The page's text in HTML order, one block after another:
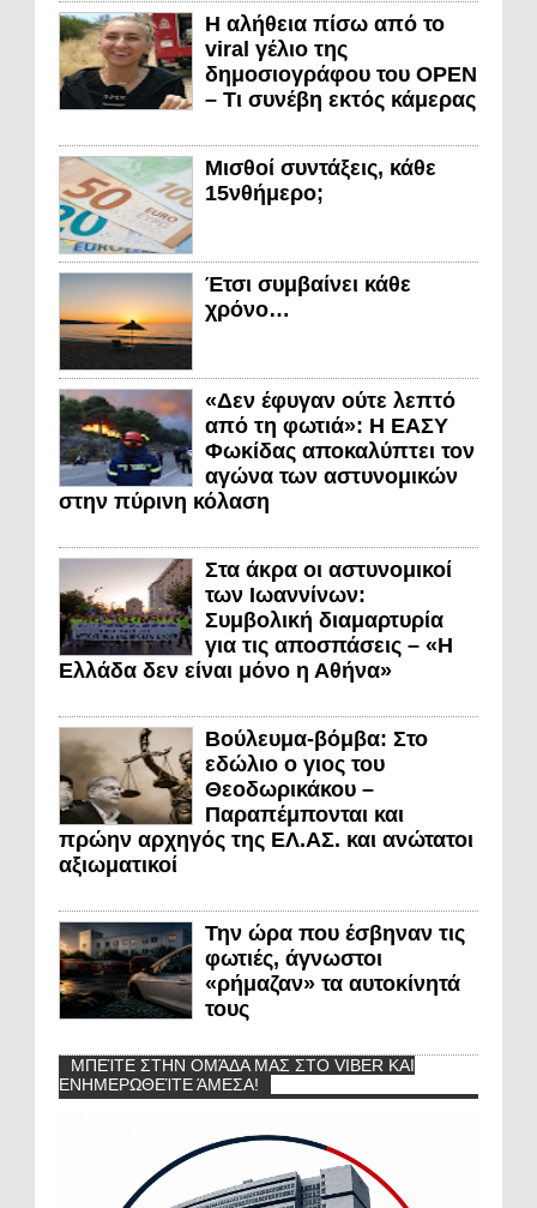
Η αλήθεια πίσω από το
viral γέλιο της
δημοσιογράφου του OPEN
– Τι συνέβη εκτός κάμερας
Μισθοί συντάξεις, κάθε
15νθήμερο;
Έτσι συμβαίνει κάθε
χρόνο…
«Δεν έφυγαν ούτε λεπτό
από τη φωτιά»: Η ΕΑΣΥ
Φωκίδας αποκαλύπτει τον
αγώνα των αστυνομικών
στην πύρινη κόλαση
Στα άκρα οι αστυνομικοί
των Ιωαννίνων:
Συμβολική διαμαρτυρία
για τις αποσπάσεις – «Η
Ελλάδα δεν είναι μόνο η Αθήνα»
Βούλευμα-βόμβα: Στο
εδώλιο ο γιος του
Θεοδωρικάκου –
Παραπέμπονται και
πρώην αρχηγός της ΕΛ.ΑΣ. και ανώτατοι
αξιωματικοί
Την ώρα που έσβηναν τις
φωτιές, άγνωστοι
«ρήμαζαν» τα αυτοκίνητά
τους
ΜΠΕΊΤΕ ΣΤΗΝ ΟΜΆΔΑ ΜΑΣ ΣΤΟ VIBER ΚΑΙ
ΕΝΗΜΕΡΩΘΕΊΤΕ ΆΜΕΣΑ!